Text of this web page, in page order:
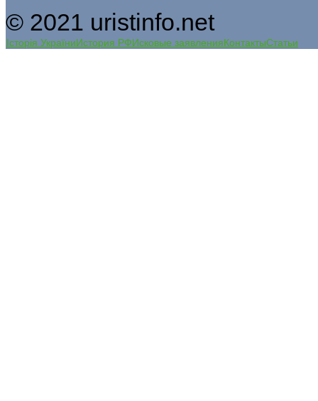
© 2021 uristinfo.net
Історія УкраїниИстория РФИсковые заявленияКонтактыСтатьи